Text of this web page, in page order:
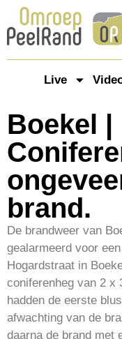
Live
Boekel |
brand.
De brandweer van
gealarmeerd voor
Hogardstraat in
coniferenheg van 2 x
hadden de eerste
afwachting van de
daarna de brand met